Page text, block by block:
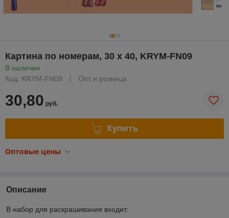
Картина по номерам, 30 x 40, KRYM-FN09
В наличии
Код: KRYM-FN09
Опт и розница
30,80 руб.
Купить
Оптовые цены
Описание
В набор для раскрашивания входит: